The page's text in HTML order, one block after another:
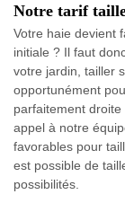
Notre tarif
Votre haie devient
initiale ? Il faut
votre jardin, tailler
opportunément
parfaitement
appel à notre
favorables pour
est possible de
possibilités.